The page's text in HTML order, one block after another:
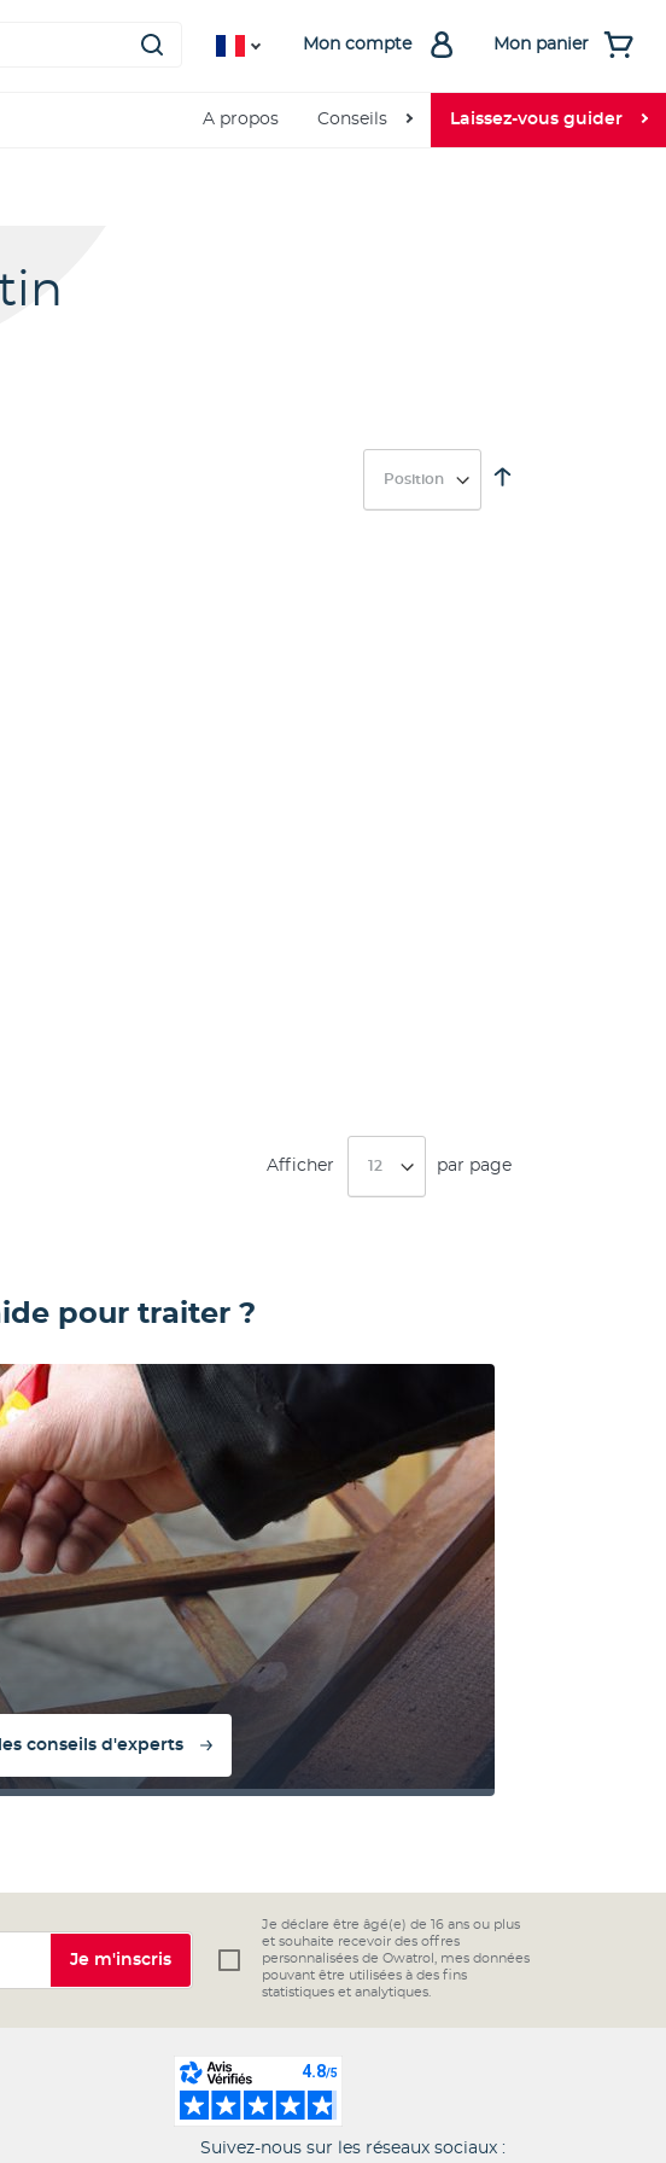
Mon compte Mon panier
A propos Conseils Laissez-vous guider
Par
Afficher par page
pour traiter ?
conseils d'experts
Je m'inscris
Je déclare être âgé(e) de 16 ans ou plus
et souhaite recevoir des offres
personnalisées de Owatrol, mes données
pouvant être utilisées à des fins
statistiques et analytiques.
Suivez-nous sur les réseaux sociaux :